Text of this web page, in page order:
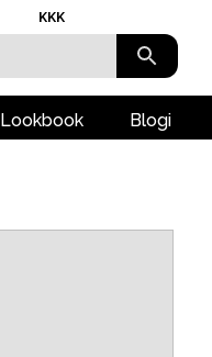
KKK
Lookbook Blogi